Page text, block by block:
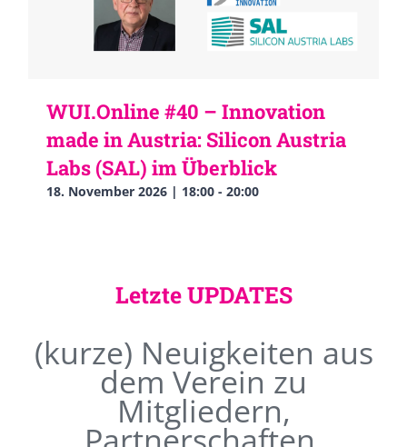
WUI.Online #40 – Innovation
made in Austria: Silicon Austria
Labs (SAL) im Überblick
18. November 2026 | 18:00 - 20:00
Letzte UPDATES
(kurze) Neuigkeiten aus
dem Verein zu
Mitgliedern,